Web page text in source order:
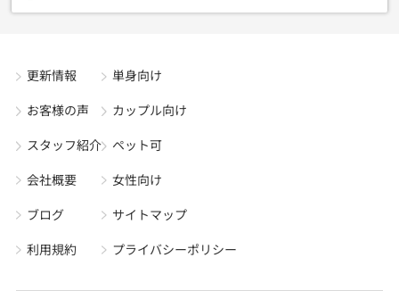
更新情報
お客様の声
スタッフ紹介
会社概要
ブログ
利用規約
単身向け
カップル向け
ペット可
女性向け
サイトマップ
プライバシーポリシー